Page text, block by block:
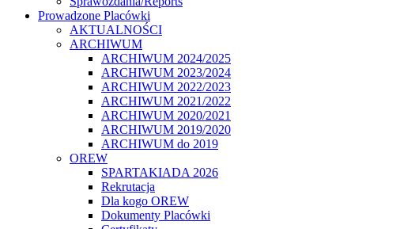
Prowadzone Placówki
AKTUALNOŚCI
ARCHIWUM
ARCHIWUM 2024/2025
ARCHIWUM 2023/2024
ARCHIWUM 2022/2023
ARCHIWUM 2021/2022
ARCHIWUM 2020/2021
ARCHIWUM 2019/2020
ARCHIWUM do 2019
OREW
SPARTAKIADA 2026
Rekrutacja
Dla kogo OREW
Dokumenty Placówki